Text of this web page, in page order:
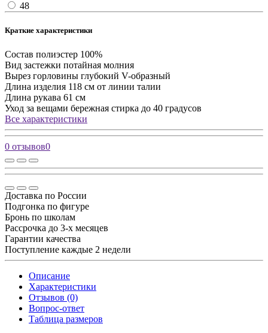
48
Краткие характеристики
Состав полиэстер 100%
Вид застежки потайная молния
Вырез горловины глубокий V-образный
Длина изделия 118 см от линии талии
Длина рукава 61 см
Уход за вещами бережная стирка до 40 градусов
Все характеристики
0 отзывов0
Доставка по России
Подгонка по фигуре
Бронь по школам
Рассрочка до 3-х месяцев
Гарантии качества
Поступление каждые 2 недели
Описание
Характеристики
Отзывов (0)
Вопрос-ответ
Таблица размеров